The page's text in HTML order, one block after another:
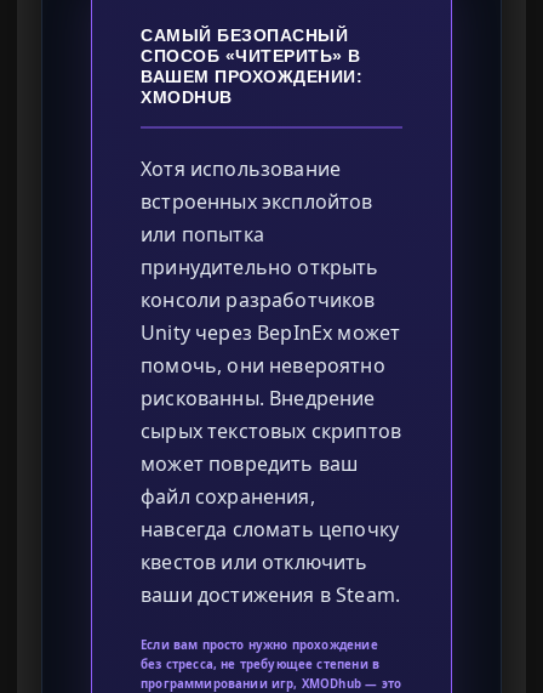
САМЫЙ БЕЗОПАСНЫЙ
СПОСОБ «ЧИТЕРИТЬ» В
ВАШЕМ ПРОХОЖДЕНИИ:
XMODHUB
Хотя использование
встроенных эксплойтов
или попытка
принудительно открыть
консоли разработчиков
Unity через BepInEx может
помочь, они невероятно
рискованны. Внедрение
сырых текстовых скриптов
может повредить ваш
файл сохранения,
навсегда сломать цепочку
квестов или отключить
ваши достижения в Steam.
Если вам просто нужно прохождение
без стресса, не требующее степени в
программировании игр, XMODhub — это